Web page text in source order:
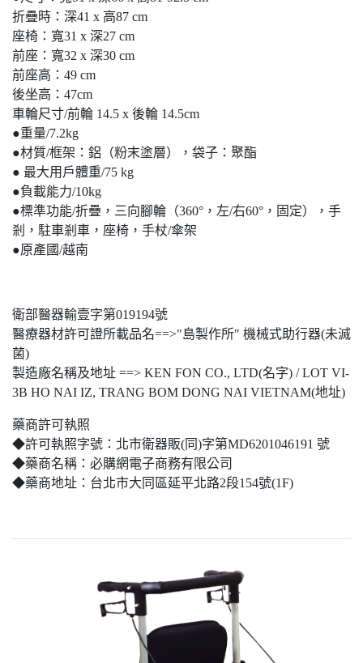
折疊時：深41 x 高87 cm
座椅：寬31 x 深27 cm
前座：寬32 x 深30 cm
前座高：49 cm
後坐高：47cm
車輪尺寸/前輪 14.5 x 後輪 14.5cm
●重量/7.2kg
●材質/框架：鋁（粉末塗層），袋子：聚酯
● 最大用戶體重/75 kg
●負載能力/10kg
●標準功能/折疊，三向腳輪（360°，左/右60°，固定），手
剎，駐車剎車，座椅，手杖/傘架
●原產國/越南
衛部醫器輸壹字第019194號
醫療器材許可證所載品名==>"島製作所" 機械式助行器(未滅
菌)
製造廠名稱及地址 ==> KEN FON CO., LTD(名字) / LOT VI-
3B HO NAI IZ, TRANG BOM DONG NAI VIETNAM(地址)
藥商許可執照
◆許可執照字號：北市衛器販(同)字第MD6201046191 號
◆藥商名稱：必購網電子商務有限公司
◆藥商地址：台北市大同區延平北路2段154號(1F)